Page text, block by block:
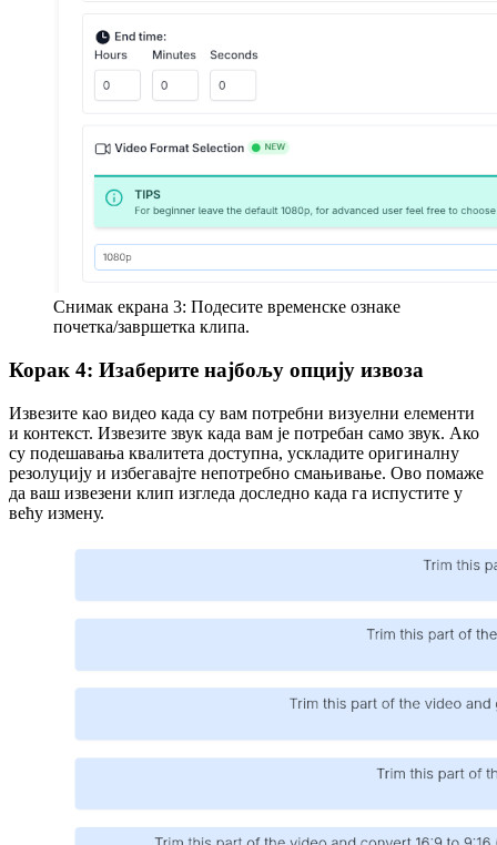
Снимак екрана 3: Подесите временске ознаке
почетка/завршетка клипа.
Корак 4: Изаберите најбољу опцију извоза
Извезите као видео када су вам потребни визуелни елементи
и контекст. Извезите звук када вам је потребан само звук. Ако
су подешавања квалитета доступна, ускладите оригиналну
резолуцију и избегавајте непотребно смањивање. Ово помаже
да ваш извезени клип изгледа доследно када га испустите у
већу измену.